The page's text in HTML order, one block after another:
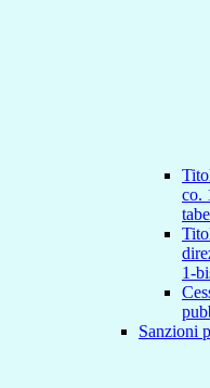
co.
1-
Sanzioni